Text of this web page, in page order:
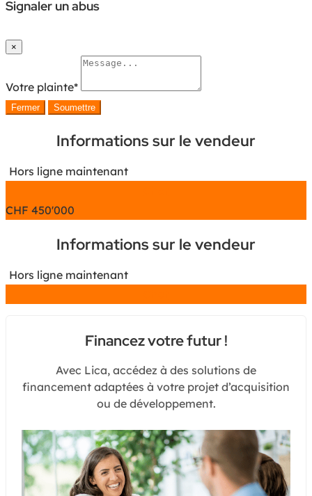
Signaler un abus
×
Votre plainte*
Fermer Soumettre
Informations sur le vendeur
Hors ligne maintenant
CHF 450'000
Informations sur le vendeur
Hors ligne maintenant
Financez votre futur !
Avec Lica, accédez à des solutions de
financement adaptées à votre projet d’acquisition
ou de développement.